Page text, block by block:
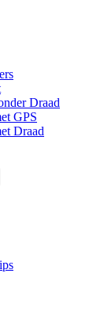
Draad
GPS
Draad